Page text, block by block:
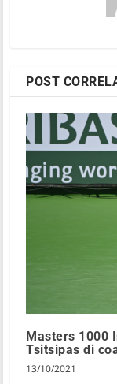
POST
Masters 1000
Tsitsipas di
13/10/2021